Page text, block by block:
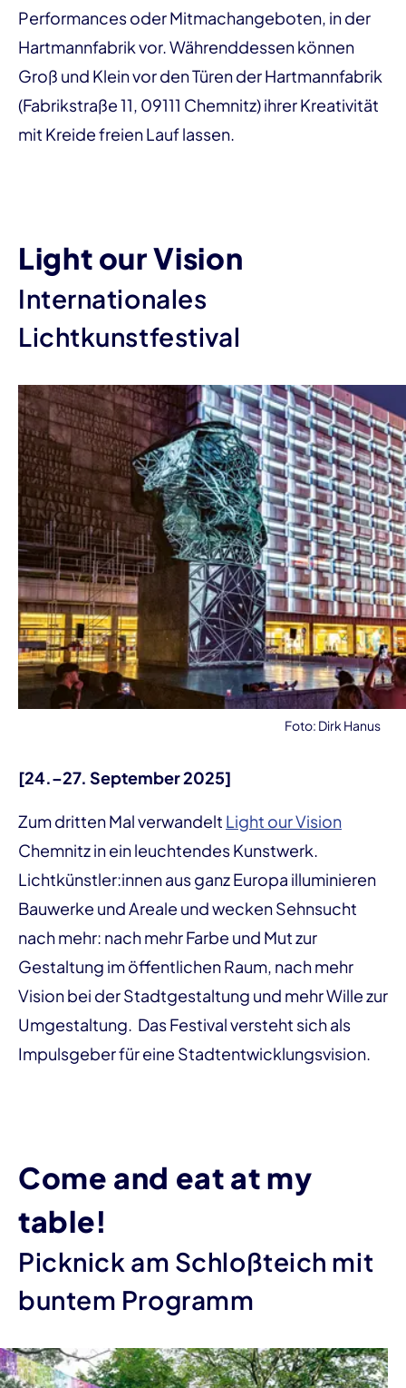
Performances oder Mitmachangeboten, in der
Hartmannfabrik vor. Währenddessen können
Groß und Klein vor den Türen der Hartmannfabrik
(Fabrikstraße 11, 09111 Chemnitz) ihrer Kreativität
mit Kreide freien Lauf lassen.
Light our Vision
Internationales
Lichtkunstfestival
[24.–27. September 2025]
Zum dritten Mal verwandelt Light our Vision
Chemnitz in ein leuchtendes Kunstwerk.
Lichtkünstler:innen aus ganz Europa illuminieren
Bauwerke und Areale und wecken Sehnsucht
nach mehr: nach mehr Farbe und Mut zur
Gestaltung im öffentlichen Raum, nach mehr
Vision bei der Stadtgestaltung und mehr Wille zur
Umgestaltung. Das Festival versteht sich als
Impulsgeber für eine Stadtentwicklungsvision.
Foto: Dirk Hanus
Come and eat at my
table!
Picknick am Schloßteich mit
buntem Programm